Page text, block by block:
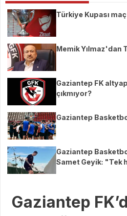
Türkiye Kupası
Memik Yılmaz'dan
Gaziantep FK
çıkmıyor?
Gaziantep
Gaziantep
Samet Geyik: "Tek
Gaziantep